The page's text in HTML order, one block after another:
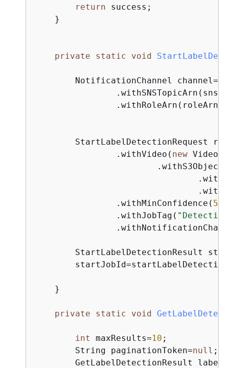
return success;
    }
private static void
        NotificationChannel channel=
                .withRoleArn(roleArn);
StartLabelDetectionRequest
                .withVideo(
new Video()
                        .withS3Object(
                .withMinConfidence(
50F
                .withJobTag(
StartLabelDetectionResult
    }
private static void
int maxResults=10 ;
        String paginationToken=
null ;
GetLabelDetectionResult